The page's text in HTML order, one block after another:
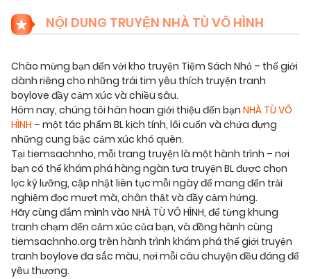
NỘI DUNG TRUYỆN NHÀ TÙ VÔ HÌNH
Chào mừng bạn đến với kho truyện Tiệm Sách Nhỏ – thế giới
dành riêng cho những trái tim yêu thích truyện tranh
boylove đầy cảm xúc và chiều sâu.
Hôm nay, chúng tôi hân hoan giới thiệu đến bạn NHÀ TÙ VÔ
HÌNH – một tác phẩm BL kịch tính, lôi cuốn và chứa đựng
những cung bậc cảm xúc khó quên.
Tại tiemsachnho, mỗi trang truyện là một hành trình – nơi
bạn có thể khám phá hàng ngàn tựa truyện BL được chọn
lọc kỹ lưỡng, cập nhật liên tục mỗi ngày để mang đến trải
nghiệm đọc mượt mà, chân thật và đầy cảm hứng.
Hãy cùng đắm mình vào NHÀ TÙ VÔ HÌNH, để từng khung
tranh chạm đến cảm xúc của bạn, và đồng hành cùng
tiemsachnho.org trên hành trình khám phá thế giới truyện
tranh boylove đa sắc màu, nơi mỗi câu chuyện đều đáng để
yêu thương.